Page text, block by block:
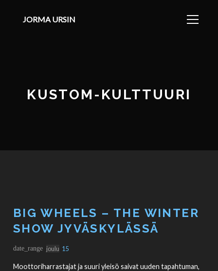
JORMA URSIN
KUSTOM-KULTTUURI
BIG WHEELS – THE WINTER
SHOW JYVÄSKYLÄSSÄ
date_range joulu 15
Moottoriharrastajat ja suuri yleisö saivat uuden tapahtuman,